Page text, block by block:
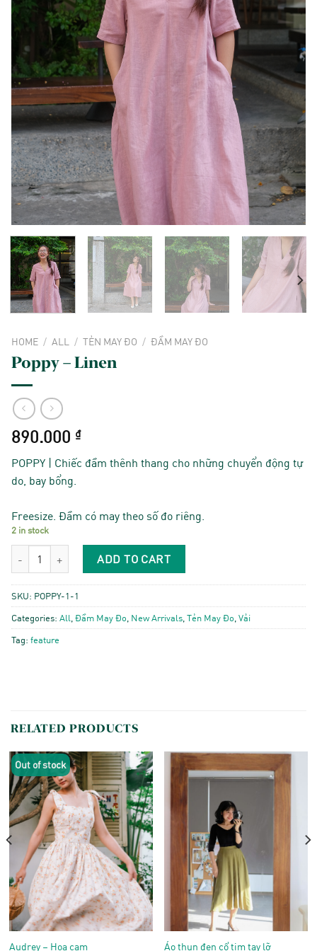
HOME / ALL / TẺN MAY ĐO / ĐẦM MAY ĐO
Poppy – Linen
890.000 ₫
POPPY | Chiếc đầm thênh thang cho những chuyển động tự
do, bay bổng.
Freesize. Đầm có may theo số đo riêng.
2 in stock
Poppy - Linen quantityADD TO CART
SKU: POPPY-1-1
Categories: All,Đầm May Đo, New Arrivals,Tẻn May Đo,Vải
Tag: feature
RELATED PRODUCTS
Out of stock
Audrey – Hoa cam Áo thun đen cổ tim tay lỡ